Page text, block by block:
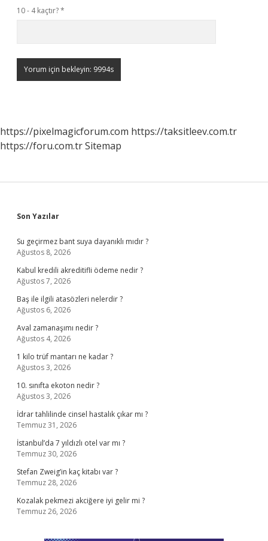
10 - 4 kaçtır?*
https://pixelmagicforum.com https://taksitleev.com.tr
https://foru.com.trSitemap
Sidebar
Son Yazılar
Su geçirmez bant suya dayanıklı mıdır ?
Ağustos 8, 2026
Kabul kredili akreditifli ödeme nedir ?
Ağustos 7, 2026
Baş ile ilgili atasözleri nelerdir ?
Ağustos 6, 2026
Aval zamanaşımı nedir ?
Ağustos 4, 2026
1 kilo trüf mantarı ne kadar ?
Ağustos 3, 2026
10. sınıfta ekoton nedir ?
Ağustos 3, 2026
İdrar tahlilinde cinsel hastalık çıkar mı ?
Temmuz 31, 2026
İstanbul’da 7 yıldızlı otel var mı ?
Temmuz 30, 2026
Stefan Zweig’in kaç kitabı var ?
Temmuz 28, 2026
Kozalak pekmezi akciğere iyi gelir mi ?
Temmuz 26, 2026